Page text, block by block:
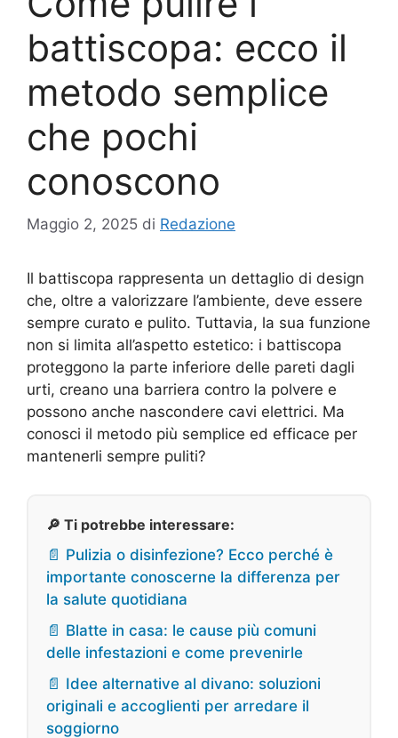
battiscopa: ecco il
metodo semplice
che pochi
conoscono
Maggio 2, 2025 di Redazione
Il battiscopa rappresenta un dettaglio di design
che, oltre a valorizzare l’ambiente, deve essere
sempre curato e pulito. Tuttavia, la sua funzione
non si limita all’aspetto estetico: i battiscopa
proteggono la parte inferiore delle pareti dagli
urti, creano una barriera contro la polvere e
possono anche nascondere cavi elettrici. Ma
conosci il metodo più semplice ed efficace per
mantenerli sempre puliti?
🔎 Ti potrebbe interessare:
📄 Pulizia o disinfezione? Ecco perché è
importante conoscerne la differenza per
la salute quotidiana
📄 Blatte in casa: le cause più comuni
delle infestazioni e come prevenirle
📄 Idee alternative al divano: soluzioni
originali e accoglienti per arredare il
soggiorno